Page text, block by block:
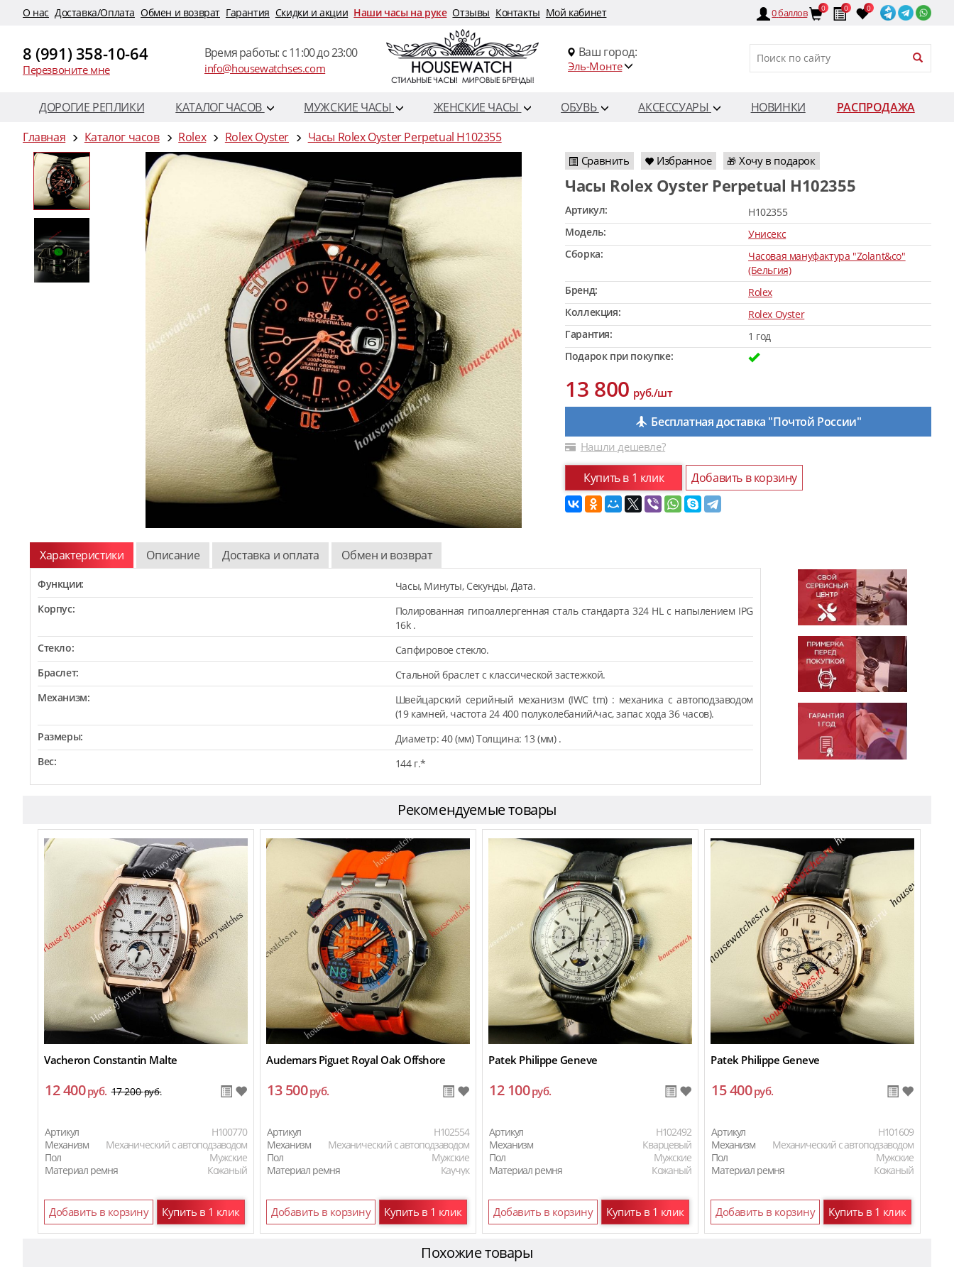
O нас Доставка/Оплата Обмен и возврат Гарантия Скидки и акции Наши часы на руке Отзывы Контакты Мой кабинет 0баллов 0 0 0
8 (991) 358-10-64
Перезвоните мне
Время работы: c 11:00 до 23:00
info@housewatchses.com
Ваш город:
Эль-Монте
ДОРОГИЕ РЕПЛИКИ КАТАЛОГ ЧАСОВ МУЖСКИЕ ЧАСЫ ЖЕНСКИЕ ЧАСЫ ОБУВЬ АКСЕССУАРЫ НОВИНКИ
РАСПРОДАЖА
Главная
Каталог часов Rolex Rolex Oyster Часы Rolex Oyster Perpetual H102355
Сравнить Избранное 🎁 Хочу в подарок
Часы Rolex Oyster Perpetual H102355
Артикул:
H102355
Модель:
Унисекс
Сборка:
Часовая мануфактура "Zolant&co"
(Бельгия)
Бренд:
Rolex
Коллекция:
Rolex Oyster
Гарантия:
1 год
Подарок при покупке:
13 800руб./шт
Бесплатная доставка "Почтой России"
Нашли дешевле?
Купить в 1 клик Добавить в корзину
Характеристики Описание Доставка и оплата Обмен и возврат
Функции:
Часы, Минуты, Секунды, Дата.
Корпус:
Полированная гипоаллергенная сталь стандарта 324 HL с напылением IPG
16k .
Стекло:
Сапфировое стекло.
Браслет:
Стальной браслет с классической застежкой.
Механизм:
Швейцарский серийный механизм (IWC tm) : механика с автоподзаводом
(19 камней, частота 24 400 полуколебаний/час, запас хода 36 часов).
Размеры:
Диаметр: 40 (мм) Толщина: 13 (мм) .
Вес:
144 г.*
Рекомендуемые товары
Vacheron Constantin Malte
12 400руб. 17 200руб.
Артикул
H100770
Механизм
Механический с автоподзаводом
Пол
Мужские
Материал ремня
Кожаный
Добавить в корзину Купить в 1 клик
Audemars Piguet Royal Oak Offshore
13 500руб.
Артикул
H102554
Механизм
Механический с автоподзаводом
Пол
Мужские
Материал ремня
Каучук
Добавить в корзину Купить в 1 клик
Patek Philippe Geneve
12 100руб.
Артикул
H102492
Механизм
Кварцевый
Пол
Мужские
Материал ремня
Кожаный
Добавить в корзину Купить в 1 клик
Patek Philippe Geneve
15 400руб.
Артикул
H101609
Механизм
Механический с автоподзаводом
Пол
Мужские
Материал ремня
Кожаный
Добавить в корзину Купить в 1 клик
Похожие товары